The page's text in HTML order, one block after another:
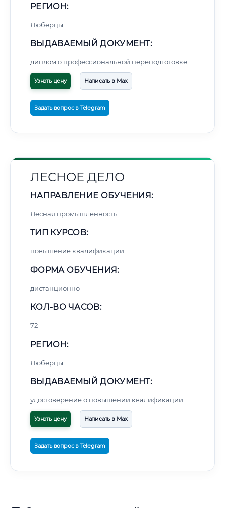
РЕГИОН:
Люберцы
ВЫДАВАЕМЫЙ ДОКУМЕНТ:
диплом о профессиональной переподготовке
Узнать цену Написать в Max
Задать вопрос в Telegram
ЛЕСНОЕ ДЕЛО
НАПРАВЛЕНИЕ ОБУЧЕНИЯ:
Лесная промышленность
ТИП КУРСОВ:
повышение квалификации
ФОРМА ОБУЧЕНИЯ:
дистанционно
КОЛ-ВО ЧАСОВ:
72
РЕГИОН:
Люберцы
ВЫДАВАЕМЫЙ ДОКУМЕНТ:
удостоверение о повышении квалификации
Узнать цену Написать в Max
Задать вопрос в Telegram